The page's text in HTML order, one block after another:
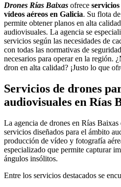
Drones Rías Baixas ofrece
vídeos aéreos en Galicia. Su flota
permite obtener planos en alta
audiovisuales. La agencia se
servicios según las necesidades de
con todas las normativas de
necesarios para operar en la región.
dron en alta calidad? ¡Justo lo que
Servicios de drones
audiovisuales en Rías
La agencia de drones en Rías
servicios diseñados para el ámbito
producción de vídeo y fotografía
especializado que permite capturar
ángulos insólitos.
Entre los servicios destacados se